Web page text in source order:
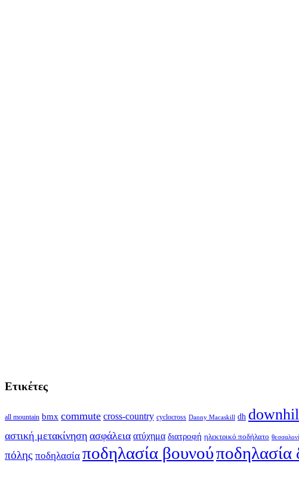
Ετικέτες
all mountain bmx commute cross-country cyclocross Danny Macaskill dh
αστική μετακίνηση ασφάλεια ατύχημα διατροφή ηλεκτρικό ποδήλατο
πόλης ποδηλασία ποδηλασία βουνούποδηλασία